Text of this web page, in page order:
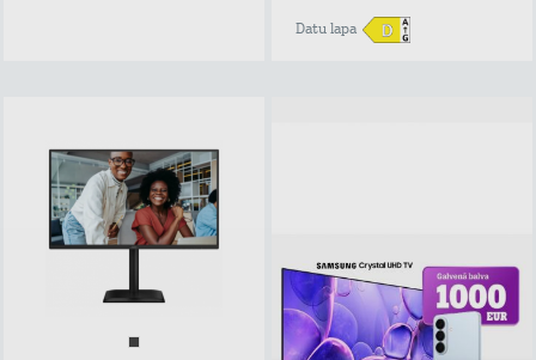
Datu lapa
plānu un mājas
interneta
piedāvājumus pie
Tele2 un piedalies
vērtīgu baltvu
izlozē!